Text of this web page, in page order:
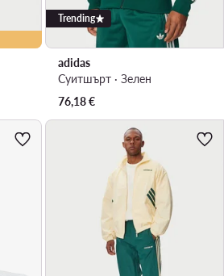
Trending
adidas
Суитшърт · Зелен
76,18€